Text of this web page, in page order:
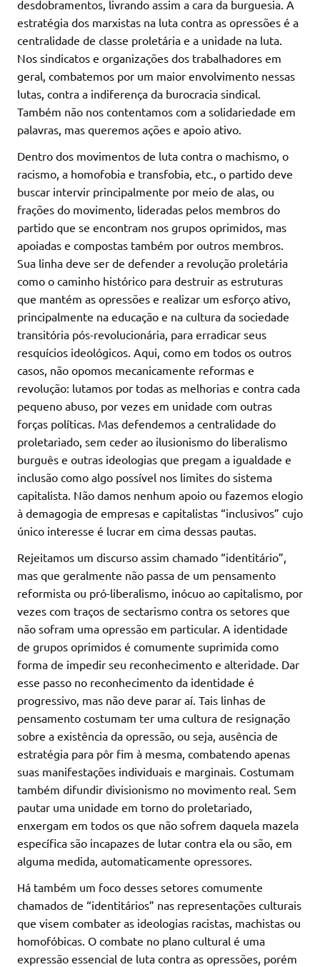
desdobramentos, livrando assim a cara da burguesia. A
estratégia dos marxistas na luta contra as opressões é a
centralidade de classe proletária e a unidade na luta.
Nos sindicatos e organizações dos trabalhadores em
geral, combatemos por um maior envolvimento nessas
lutas, contra a indiferença da burocracia sindical.
Também não nos contentamos com a solidariedade em
palavras, mas queremos ações e apoio ativo.
Dentro dos movimentos de luta contra o machismo, o
racismo, a homofobia e transfobia, etc., o partido deve
buscar intervir principalmente por meio de alas, ou
frações do movimento, lideradas pelos membros do
partido que se encontram nos grupos oprimidos, mas
apoiadas e compostas também por outros membros.
Sua linha deve ser de defender a revolução proletária
como o caminho histórico para destruir as estruturas
que mantém as opressões e realizar um esforço ativo,
principalmente na educação e na cultura da sociedade
transitória pós-revolucionária, para erradicar seus
resquícios ideológicos. Aqui, como em todos os outros
casos, não opomos mecanicamente reformas e
revolução: lutamos por todas as melhorias e contra cada
pequeno abuso, por vezes em unidade com outras
forças políticas. Mas defendemos a centralidade do
proletariado, sem ceder ao ilusionismo do liberalismo
burguês e outras ideologias que pregam a igualdade e
inclusão como algo possível nos limites do sistema
capitalista. Não damos nenhum apoio ou fazemos elogio
à demagogia de empresas e capitalistas “inclusivos” cujo
único interesse é lucrar em cima dessas pautas.
Rejeitamos um discurso assim chamado “identitário”,
mas que geralmente não passa de um pensamento
reformista ou pró-liberalismo, inócuo ao capitalismo, por
vezes com traços de sectarismo contra os setores que
não sofram uma opressão em particular. A identidade
de grupos oprimidos é comumente suprimida como
forma de impedir seu reconhecimento e alteridade. Dar
esse passo no reconhecimento da identidade é
progressivo, mas não deve parar aí. Tais linhas de
pensamento costumam ter uma cultura de resignação
sobre a existência da opressão, ou seja, ausência de
estratégia para pôr fim à mesma, combatendo apenas
suas manifestações individuais e marginais. Costumam
também difundir divisionismo no movimento real. Sem
pautar uma unidade em torno do proletariado,
enxergam em todos os que não sofrem daquela mazela
específica são incapazes de lutar contra ela ou são, em
alguma medida, automaticamente opressores.
Há também um foco desses setores comumente
chamados de “identitários” nas representações culturais
que visem combater as ideologias racistas, machistas ou
homofóbicas. O combate no plano cultural é uma
expressão essencial de luta contra as opressões, porém